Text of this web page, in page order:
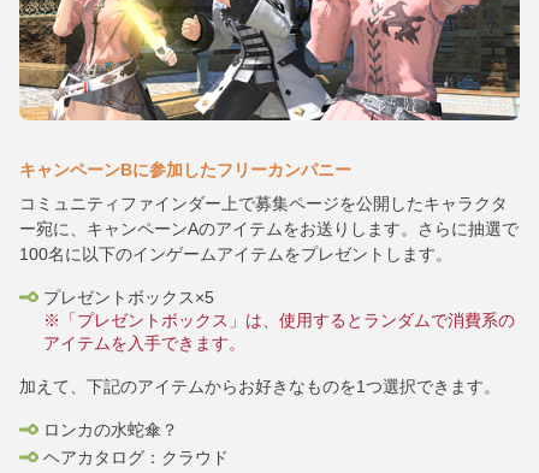
キャンペーンBに参加したフリーカンパニー
コミュニティファインダー上で募集ページを公開したキャラクタ
ー宛に、キャンペーンAのアイテムをお送りします。さらに抽選で
100名に以下のインゲームアイテムをプレゼントします。
プレゼントボックス×5
※「プレゼントボックス」は、使用するとランダムで消費系の
アイテムを入手できます。
加えて、下記のアイテムからお好きなものを1つ選択できます。
ロンカの水蛇傘？
ヘアカタログ：クラウド